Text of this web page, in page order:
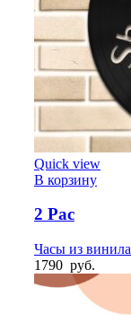
Quick view
В корзину
2 Pac
Часы из винила
1790 руб.